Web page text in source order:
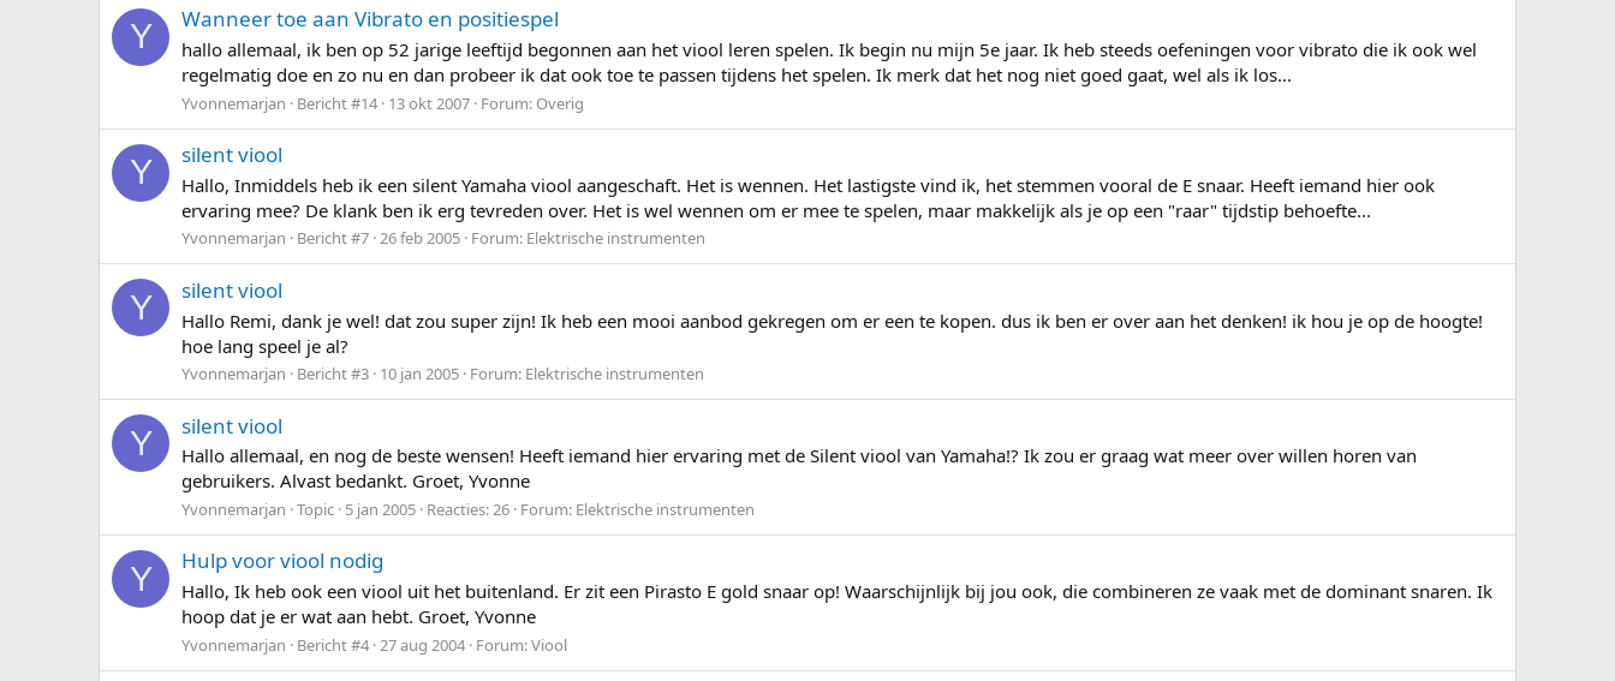
Y Wanneer toe aan Vibrato en positiespel
hallo allemaal, ik ben op 52 jarige leeftijd begonnen aan het viool leren spelen. Ik begin nu mijn 5e jaar. Ik heb steeds oefeningen voor vibrato die ik ook wel
regelmatig doe en zo nu en dan probeer ik dat ook toe te passen tijdens het spelen. Ik merk dat het nog niet goed gaat, wel als ik los...
Yvonnemarjan Bericht #14 13 okt 2007 Forum: Overig
Y silent viool
Hallo, Inmiddels heb ik een silent Yamaha viool aangeschaft. Het is wennen. Het lastigste vind ik, het stemmen vooral de E snaar. Heeft iemand hier ook
ervaring mee? De klank ben ik erg tevreden over. Het is wel wennen om er mee te spelen, maar makkelijk als je op een "raar" tijdstip behoefte...
Yvonnemarjan Bericht #7 26 feb 2005 Forum: Elektrische instrumenten
Y silent viool
Hallo Remi, dank je wel! dat zou super zijn! Ik heb een mooi aanbod gekregen om er een te kopen. dus ik ben er over aan het denken! ik hou je op de hoogte!
hoe lang speel je al?
Yvonnemarjan Bericht #3 10 jan 2005 Forum: Elektrische instrumenten
Y silent viool
Hallo allemaal, en nog de beste wensen! Heeft iemand hier ervaring met de Silent viool van Yamaha!? Ik zou er graag wat meer over willen horen van
gebruikers. Alvast bedankt. Groet, Yvonne
Yvonnemarjan Topic 5 jan 2005 Reacties: 26 Forum: Elektrische instrumenten
Y Hulp voor viool nodig
Hallo, Ik heb ook een viool uit het buitenland. Er zit een Pirasto E gold snaar op! Waarschijnlijk bij jou ook, die combineren ze vaak met de dominant snaren. Ik
hoop dat je er wat aan hebt. Groet, Yvonne
Yvonnemarjan Bericht #4 27 aug 2004 Forum:Viool